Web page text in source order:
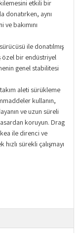
etkili bir
donatırken, aynı
bakımını
ile donatılmış
özel bir endüstriyel
genel stabilitesi
aleti sürükleme
kullanın,
ve uzun süreli
koruyun. Drag
ile direnci ve
sürekli çalışmayı